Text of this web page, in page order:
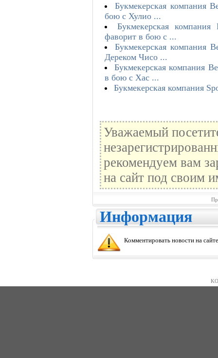
Букмекерская компания
бою с Хулио ...
Букмекерская
фаворит в бою с ...
Букмекерская
Дереком Чисо ...
Букмекерская компания
в бою с Хас ...
Букмекерская компания
Уважаемый
рекомендуем вам
на сайт под своим
Информация
Комментировать новости на